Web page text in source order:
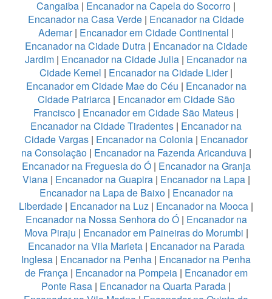
Cangaiba | Encanador na Capela do Socorro |
Encanador na Casa Verde | Encanador na Cidade
Ademar| Encanador em Cidade Continental |
Encanador na Cidade Dutra | Encanador na Cidade
Jardim | Encanador na Cidade Julia | Encanador na
Cidade Kemel | Encanador na Cidade Lider|
Encanador em Cidade Mae do Céu | Encanador na
Cidade Patriarca| Encanador em Cidade São
Francisco | Encanador em Cidade São Mateus |
Encanador na Cidade Tiradentes | Encanador na
Cidade Vargas | Encanador na Colonia | Encanador
na Consolação | Encanador na Fazenda Aricanduva|
Encanador na Freguesia do Ó| Encanador na Granja
Viana| Encanador na Guapira| Encanador na Lapa|
Encanador na Lapa de Baixo | Encanador na
Liberdade | Encanador na Luz | Encanador na Mooca |
Encanador na Nossa Senhora do Ó| Encanador na
Mova Piraju | Encanador em Paineiras do Morumbi |
Encanador na Vila Marieta| Encanador na Parada
Inglesa | Encanador na Penha | Encanador na Penha
de França | Encanador na Pompeia| Encanador em
Ponte Rasa | Encanador na Quarta Parada |